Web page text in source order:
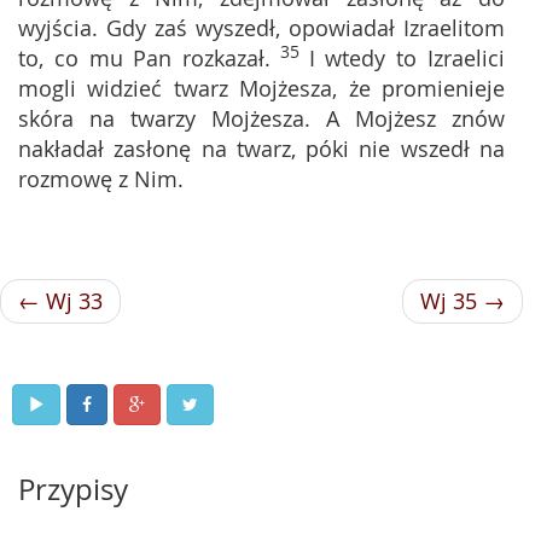
wyjścia. Gdy zaś wyszedł, opowiadał Izraelitom
to, co mu Pan rozkazał. 35 I wtedy to Izraelici
mogli widzieć twarz Mojżesza, że promienieje
skóra na twarzy Mojżesza. A Mojżesz znów
nakładał zasłonę na twarz, póki nie wszedł na
rozmowę z Nim.
← Wj 33 Wj 35 →
Przypisy